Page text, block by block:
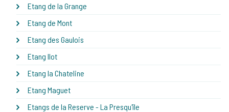
Etang de la Grange
Etang de Mont
Etang des Gaulois
Etang Ilot
Etang la Chateline
Etang Maguet
Etangs de la Reserve - La Presqu'île